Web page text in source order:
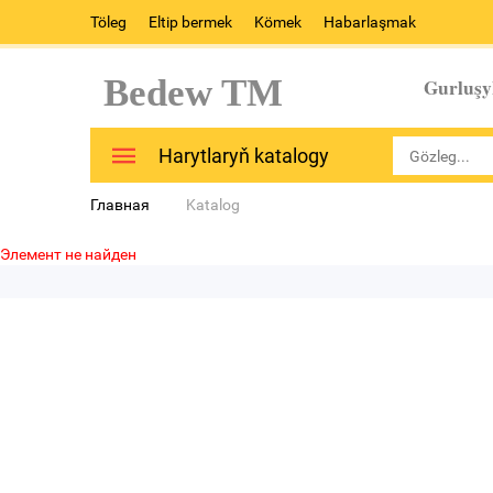
Töleg Eltip bermek Kömek Habarlaşmak
Bedew TM
Harytlaryň katalogy
Главная Katalog
Элемент не найден